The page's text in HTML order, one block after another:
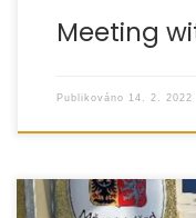
Meeting
Publikováno 14. 2. 2022